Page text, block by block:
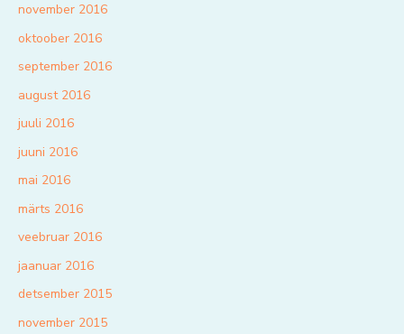
november 2016
oktoober 2016
september 2016
august 2016
juuli 2016
juuni 2016
mai 2016
märts 2016
veebruar 2016
jaanuar 2016
detsember 2015
november 2015